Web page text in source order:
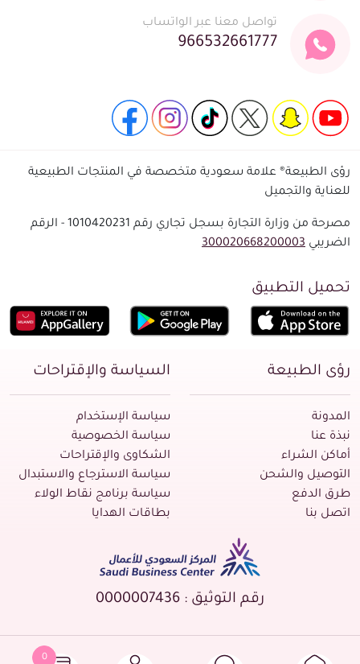
تواصل معنا عبر الواتساب
966532661777
رؤى الطبيعة® علامة سعودية متخصصة في المنتجات الطبيعية
للعناية والتجميل
مصرحة من وزارة التجارة بسجل تجاري رقم 1010420231 - الرقم
الضريبي 300020668200003
تحميل التطبيق
رؤى الطبيعة
المدونة
نبذة عنا
أماكن الشراء
التوصيل والشحن
طرق الدفع
اتصل بنا
السياسة والإقتراحات
سياسة الإستخدام
سياسة الخصوصية
الشكاوى والإقتراحات
سياسة الاسترجاع والاستبدال
سياسة برنامج نقاط الولاء
بطاقات الهدايا
رقم التوثيق : 0000007436
0